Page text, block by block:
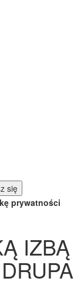
prywatności
IZBĄ